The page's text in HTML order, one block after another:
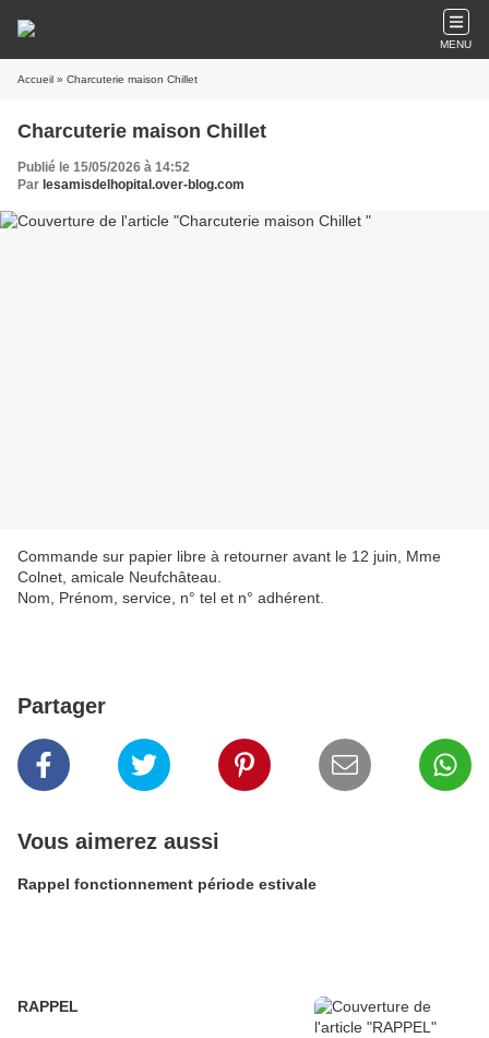
MENU
Accueil » Charcuterie maison Chillet
Charcuterie maison Chillet
Publié le 15/05/2026 à 14:52
Par lesamisdelhopital.over-blog.com
Commande sur papier libre à retourner avant le 12 juin, Mme
Colnet, amicale Neufchâteau.
Nom, Prénom, service, n° tel et n° adhérent.
Partager
Vous aimerez aussi
Rappel fonctionnement période estivale
RAPPEL